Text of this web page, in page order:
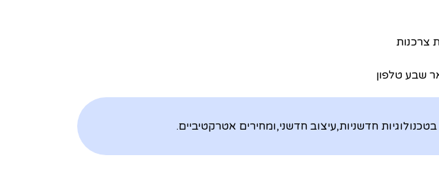
צרכנות
שבע טלפון
חדשניות,עיצוב חדשני,ומחירים אטרקטיביים.